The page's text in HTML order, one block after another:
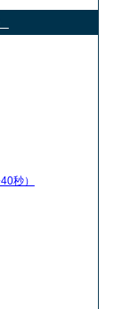
秒）